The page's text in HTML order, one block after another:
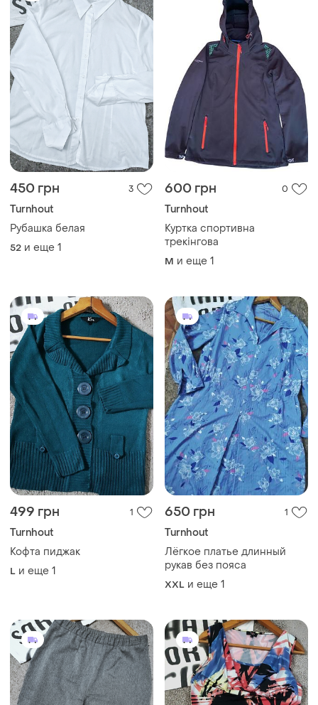
450 грн 3
Turnhout
Рубашка белая
52 и еще 1
600 грн 0
Turnhout
Куртка спортивна
трекінгова
M и еще 1
499 грн 1
Turnhout
Кофта пиджак
L и еще 1
650 грн 1
Turnhout
Лёгкое платье длинный
рукав без пояса
XXL и еще 1